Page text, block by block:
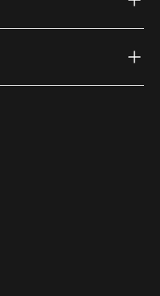
link)
(external link)
Youtube (external